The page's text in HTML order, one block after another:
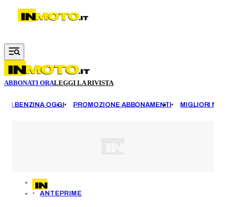
Vai al contenuto principale
ABBONATI ORALEGGI LA RIVISTA
BENZINA OGGI PROMOZIONE ABBONAMENTI MIGLIORI
ANTEPRIME